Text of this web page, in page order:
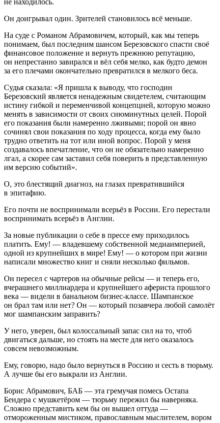
Он доигрывал один. Зрителей становилось всё меньше.
На суде с Романом Абрамовичем, который, как мы теперь
понимаем, был последним шансом Березовского спасти своё
финансовое положение и вернуть прежнюю репутацию,
он непрестанно завирался и вёл себя мелко, как будто демон
за его плечами окончательно превратился в мелкого беса.
Судья сказала: «Я пришла к выводу, что господин
Березовский является ненадежным свидетелем, считающим
истину гибкой и переменчивой концепцией, которую можно
менять в зависимости от своих сиюминутных целей. Порой
его показания были намеренно лживыми; порой он явно
сочинял свои показания по ходу процесса, когда ему было
трудно ответить на тот или иной вопрос. Порой у меня
создавалось впечатление, что он не обязательно намеренно
лгал, а скорее сам заставил себя поверить в представленную
им версию событий».
О, это блестящий диагноз, на глазах превратившийся
в эпитафию.
Его почти не воспринимали всерьёз в России. Его перестали
воспринимать всерьёз в Англии.
За новые публикации о себе в прессе ему приходилось
платить. Ему! — владевшему собственной медиаимперией,
одной из крупнейших в мире! Ему! — о котором при жизни
написали множество книг и сняли несколько фильмов.
Он пересел с чартеров на обычные рейсы — и теперь его,
вчерашнего миллиардера и крупнейшего афериста прошлого
века — видели в банальном бизнес-классе. Шампанское
он брал там или нет? Он — который позавчера любой самолёт
мог шампанским заправить?
У него, уверен, был колоссальный запас сил на то, чтоб
двигаться дальше, но стоять на месте для него оказалось
совсем невозможным.
Ему, говорю, надо было вернуться в Россию и сесть в тюрьму.
А лучше бы его выкрали из Англии.
Борис Абрамович, БАБ — эта гремучая помесь Остапа
Бендера с мушкетёром — тюрьму пережил бы наверняка.
Сложно представить кем бы он вышел оттуда —
отмороженным мистиком, православным мыслителем, вором